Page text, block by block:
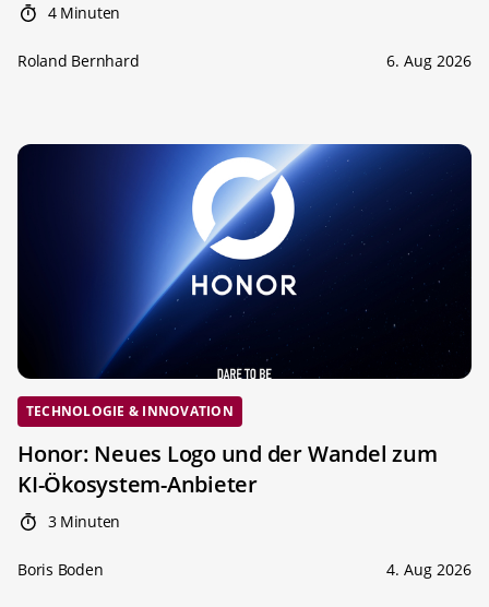
4 Minuten
Roland Bernhard 6. Aug 2026
TECHNOLOGIE & INNOVATION
Honor: Neues Logo und der Wandel zum
KI-Ökosystem-Anbieter
3 Minuten
Boris Boden 4. Aug 2026